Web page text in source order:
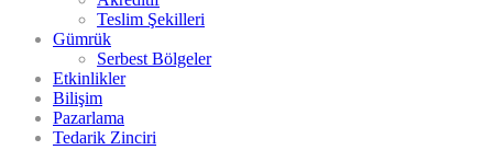
Teslim Şekilleri
Gümrük
Serbest Bölgeler
Etkinlikler
Bilişim
Pazarlama
Tedarik Zinciri